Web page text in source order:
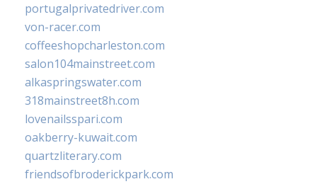
portugalprivatedriver.com
von-racer.com
coffeeshopcharleston.com
salon104mainstreet.com
alkaspringswater.com
318mainstreet8h.com
lovenailsspari.com
oakberry-kuwait.com
quartzliterary.com
friendsofbroderickpark.com